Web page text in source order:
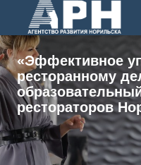
«Эффективное
ресторанному
рестораторов